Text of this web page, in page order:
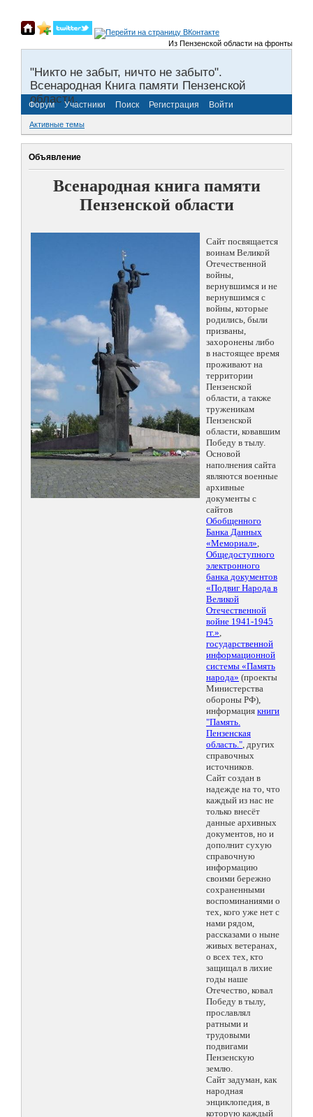
Из Пензенской области на фронты
"Никто не забыт, ничто не забыто".
Всенародная Книга памяти Пензенской
области.
Форум Участники Поиск Регистрация Войти
Активные темы
Объявление
Всенародная книга памяти
Пензенской области
Сайт посвящается
воинам Великой
Отечественной
войны,
вернувшимся и не
вернувшимся с
войны, которые
родились, были
призваны,
захоронены либо
в настоящее время
проживают на
территории
Пензенской
области, а также
труженикам
Пензенской
области, ковавшим
Победу в тылу.
Основой
наполнения сайта
являются военные
архивные
документы с
сайтов
Обобщенного
Банка Данных
«Мемориал»,
Общедоступного
электронного
банка документов
«Подвиг Народа в
Великой
Отечественной
войне 1941-1945
гг.»,
государственной
информационной
системы «Память
народа» (проекты
Министерства
обороны РФ),
информация книги
"Память.
Пензенская
область.", других
справочных
источников.
Сайт создан в
надежде на то, что
каждый из нас не
только внесёт
данные архивных
документов, но и
дополнит сухую
справочную
информацию
своими бережно
сохраненными
воспоминаниями о
тех, кого уже нет с
нами рядом,
рассказами о ныне
живых ветеранах,
о всех тех, кто
защищал в лихие
годы наше
Отечество, ковал
Победу в тылу,
прославлял
ратными и
трудовыми
подвигами
Пензенскую
землю.
Сайт задуман, как
народная
энциклопедия, в
которую каждый